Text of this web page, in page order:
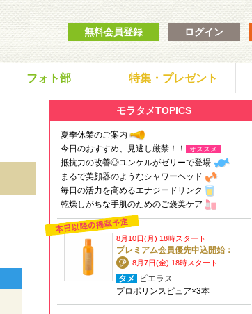
無料会員登録 ログイン
フォト部 特集・プレゼント
モラタメTOPICS
夏季休業のご案内
今日のおすすめ、見逃し厳禁！！
オススメ
抵抗力の改善◎ユンケルがゼリーで登場
まるで美顔器のようなシャワーヘッド
毎日の活力を高めるエナジードリンク
乾燥しがちな手肌のためのご褒美ケア
8月10日(月) 18時スタート
プレミアム会員優先申込開始：
8月7日(金) 18時スタート
タメ
ピエラス
プロポリンスピュア×3本